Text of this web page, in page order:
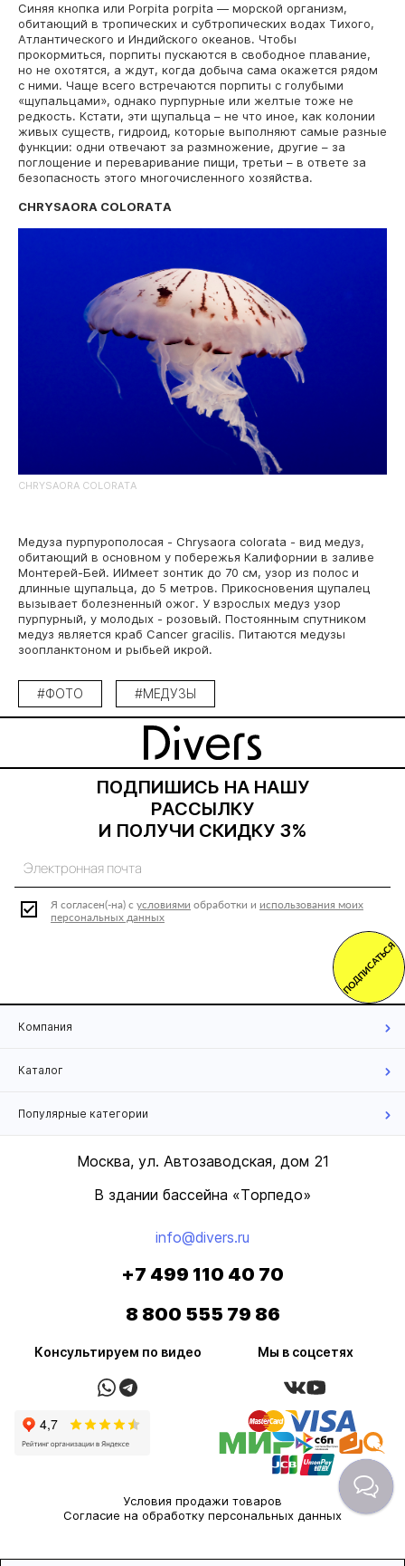
Синяя кнопка или Porpita porpita — морской организм,
обитающий в тропических и субтропических водах Тихого,
Атлантического и Индийского океанов. Чтобы
прокормиться, порпиты пускаются в свободное плавание,
но не охотятся, а ждут, когда добыча сама окажется рядом
с ними. Чаще всего встречаются порпиты с голубыми
«щупальцами», однако пурпурные или желтые тоже не
редкость. Кстати, эти щупальца – не что иное, как колонии
живых существ, гидроид, которые выполняют самые разные
функции: одни отвечают за размножение, другие – за
поглощение и переваривание пищи, третьи – в ответе за
безопасность этого многочисленного хозяйства.
CHRYSAORA COLORATA
CHRYSAORA COLORATA
Медуза пурпурополосая - Chrysaora colorata - вид медуз,
обитающий в основном у побережья Калифорнии в заливе
Монтерей-Бей. ИИмеет зонтик до 70 см, узор из полос и
длинные щупальца, до 5 метров. Прикосновения щупалец
вызывает болезненный ожог. У взрослых медуз узор
пурпурный, у молодых - розовый. Постоянным спутником
медуз является краб Cancer gracilis. Питаются медузы
зоопланктоном и рыбьей икрой.
#ФОТО #МЕДУЗЫ
ПОДПИШИСЬ НА НАШУ
РАССЫЛКУ
И ПОЛУЧИ СКИДКУ 3%
Я согласен(-на) с условиями обработки и использования моих
персональных данных
ПОДПИСАТЬСЯ
Компания
Каталог
Популярные категории
Москва, ул. Автозаводская, дом 21
В здании бассейна «Торпедо»
info@divers.ru
Консультируем по видео Мы в соцсетях
+7 499 110 40 70
8 800 555 79 86
Условия продажи товаров
Согласие на обработку персональных данных